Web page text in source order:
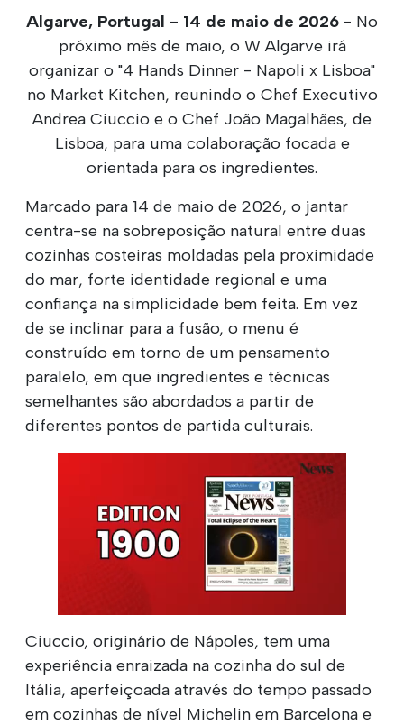
Algarve, Portugal - 14 de maio de 2026 - No
próximo mês de maio, o W Algarve irá
organizar o "4 Hands Dinner - Napoli x Lisboa"
no Market Kitchen, reunindo o Chef Executivo
Andrea Ciuccio e o Chef João Magalhães, de
Lisboa, para uma colaboração focada e
orientada para os ingredientes.
Marcado para 14 de maio de 2026, o jantar
centra-se na sobreposição natural entre duas
cozinhas costeiras moldadas pela proximidade
do mar, forte identidade regional e uma
confiança na simplicidade bem feita. Em vez
de se inclinar para a fusão, o menu é
construído em torno de um pensamento
paralelo, em que ingredientes e técnicas
semelhantes são abordados a partir de
diferentes pontos de partida culturais.
Ciuccio, originário de Nápoles, tem uma
experiência enraizada na cozinha do sul de
Itália, aperfeiçoada através do tempo passado
em cozinhas de nível Michelin em Barcelona e